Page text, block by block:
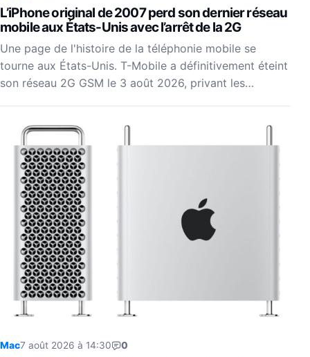
L’iPhone original de 2007 perd son dernier réseau
mobile aux États-Unis avec l’arrêt de la 2G
Une page de l'histoire de la téléphonie mobile se
tourne aux États-Unis. T-Mobile a définitivement éteint
son réseau 2G GSM le 3 août 2026, privant les…
Mac7 août 2026 à 14:30 0